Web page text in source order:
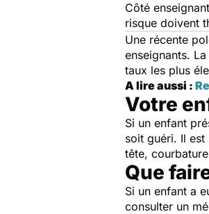
Côté
risque doivent
Une récente
enseignants.
taux les plus
A lire aussi :
Votre
Si un enfant
soit guéri. Il
tête,
Que
Si un enfant a
consulter un